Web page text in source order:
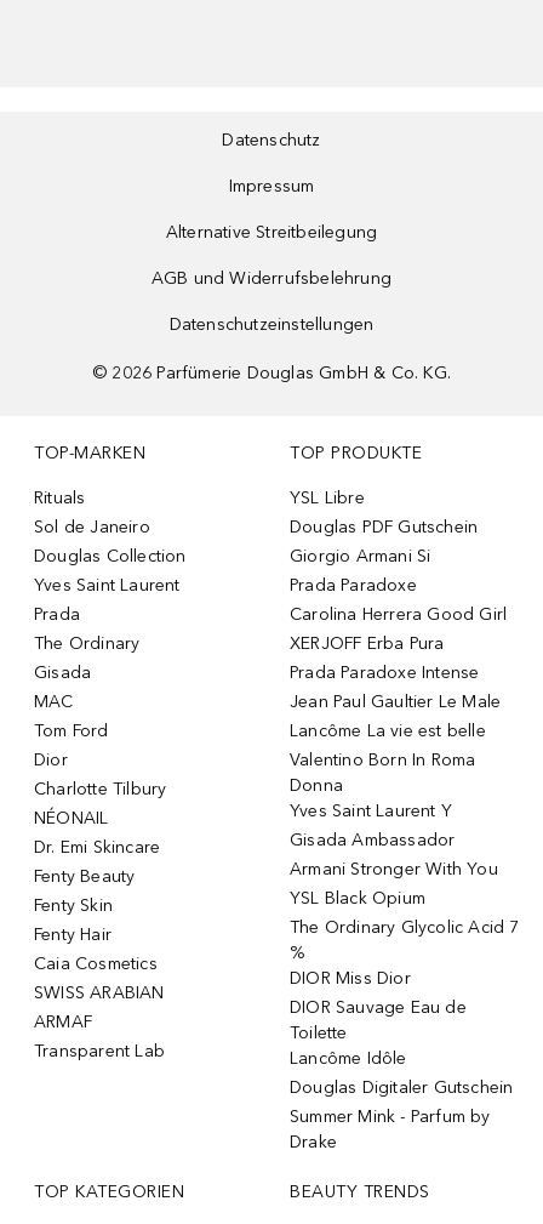
Datenschutz
Impressum
Alternative Streitbeilegung
AGB und Widerrufsbelehrung
Datenschutzeinstellungen
© 2026 Parfümerie Douglas GmbH & Co. KG.
TOP-MARKEN
Rituals
Sol de Janeiro
Douglas Collection
Yves Saint Laurent
Prada
The Ordinary
Gisada
MAC
Tom Ford
Dior
Charlotte Tilbury
NÉONAIL
Dr. Emi Skincare
Fenty Beauty
Fenty Skin
Fenty Hair
Caia Cosmetics
SWISS ARABIAN
ARMAF
Transparent Lab
TOP PRODUKTE
YSL Libre
Douglas PDF Gutschein
Giorgio Armani Si
Prada Paradoxe
Carolina Herrera Good Girl
XERJOFF Erba Pura
Prada Paradoxe Intense
Jean Paul Gaultier Le Male
Lancôme La vie est belle
Valentino Born In Roma
Donna
Yves Saint Laurent Y
Gisada Ambassador
Armani Stronger With You
YSL Black Opium
The Ordinary Glycolic Acid 7
%
DIOR Miss Dior
DIOR Sauvage Eau de
Toilette
Lancôme Idôle
Douglas Digitaler Gutschein
Summer Mink - Parfum by
Drake
TOP KATEGORIEN BEAUTY TRENDS